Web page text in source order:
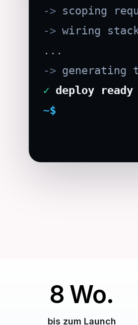
-> scoping
-> wiring
...
->
✓ deploy
~$
8 Wo.
bis zum Launch